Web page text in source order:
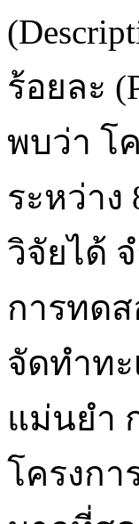
ร้อยละ
พบว่า โ
ระหว่าง
วิจัยได้
การทด
จัดทำท
แม่นยำ
โครงกา